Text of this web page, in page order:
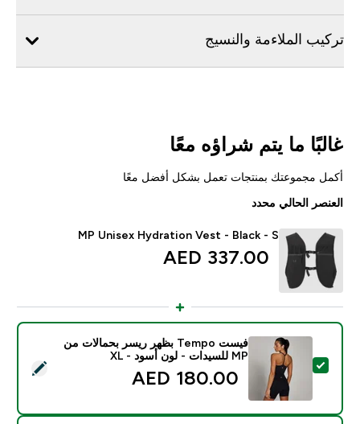
تركيب الملاءمة والنسيج
غالبًا ما يتم شراؤه معًا
أكمل مجموعتك بمنتجات تعمل بشكل أفضل معًا
العنصر الحالي محدد
MP Unisex Hydration Vest - Black - S
337.00 AED‎
تحديد هذا المنتج - فيست Tempo بظهر ريسر بحمالات من MP للسيدات - لون أسود - XL
فيست Tempo بظهر ريسر بحمالات من
MP للسيدات - لون أسود - XL
180.00 AED‎